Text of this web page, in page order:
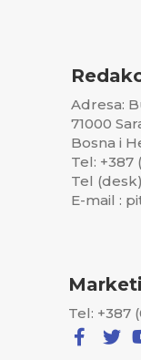
Adresa:
71000
Bosna i
Tel: +387
Tel
E-mail :
Tel: +387